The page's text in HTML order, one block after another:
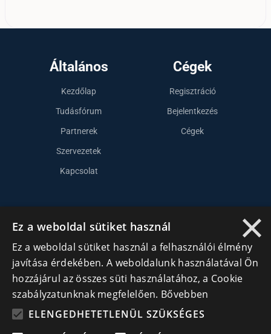
Általános
Kezdőlap
Tudásfórum
Partnerek
Szervezetek
Kapcsolat
Cégek
Regisztráció
Bejelentkezés
Cégek
+40 740 856 970
×
Ez a weboldal sütiket használ
Ez a weboldal sütiket használ a felhasználói élmény
javítása érdekében. A weboldalunk használatával Ön
hozzájárul az összes süti használatához, a Cookie
szabályzatunknak megfelelően. Bővebben
ELENGEDHETETLENÜL SZÜKSÉGES